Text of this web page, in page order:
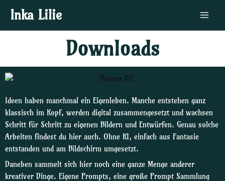
Inhalt
springen
Inka Lilie
Main
Menu
Downloads
Ideen haben manchmal ein Eigenleben. Manche entstehen ganz
klassisch im Kopf, werden digital zusammengesetzt und wachsen
Schritt für Schritt zu eigenen Bildern und Entwürfen. Genau solche
Arbeiten findest du hier auch. Ohne KI, einfach aus Fantasie
entstanden und am Bildschirm umgesetzt.
Daneben sammelt sich hier noch eine ganze Menge anderer
kreativer Dinge. Eigene Prompts, eine große Prompt Sammlung